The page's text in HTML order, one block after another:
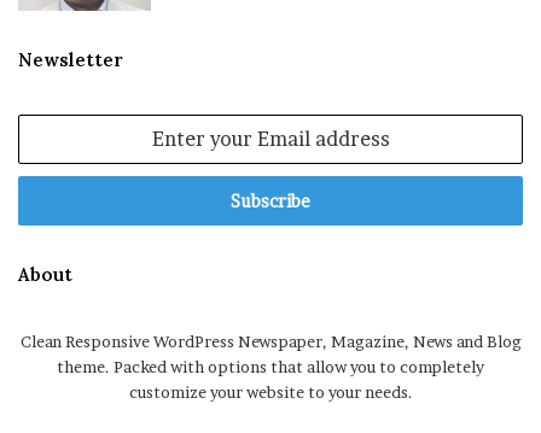
Newsletter
Email
About
Clean Responsive WordPress Newspaper, Magazine, News and Blog
theme. Packed with options that allow you to completely
customize your website to your needs.